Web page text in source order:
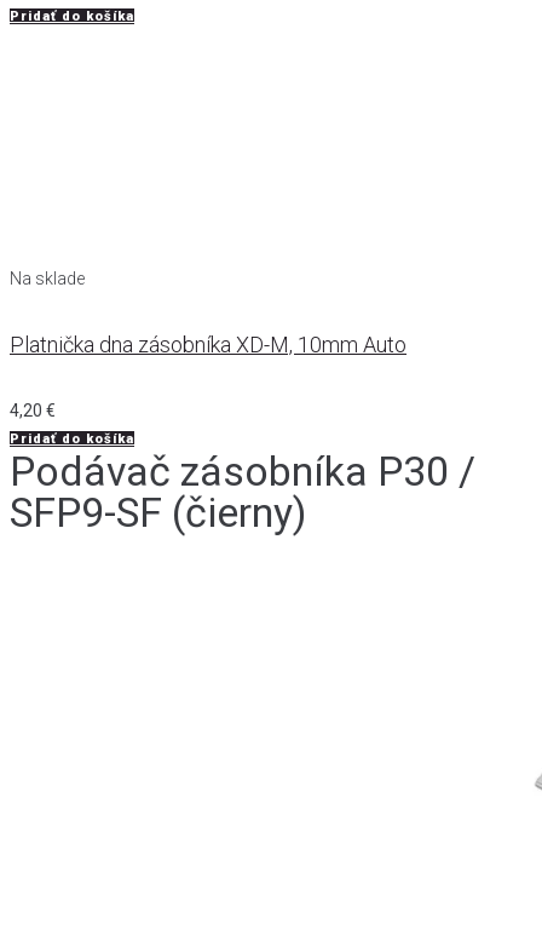
Pridať do košíka
Na sklade
Platnička dna zásobníka XD-M, 10mm Auto
4,20 €
Pridať do košíka
Podávač zásobníka P30 /
SFP9-SF (čierny)